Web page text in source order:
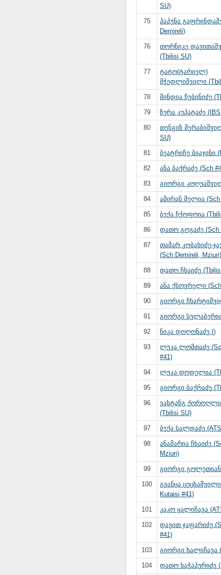
SU)
75
პაპუნა
Demireli)
76
თორნიკე
(Tbilisi SU)
77
ტატო(ტარიელ)
მჭედლიშვილი
78 მინდია ჩუბინიძე
79 ზურა კუპატაძე
80
თენგიზ
SU)
81 ბეატრიჩე ბიაჯინი
82 ანა ბაქრაძე (Sch
83 გიორგი
84 ამირან მელია (Sch
85 ბექა ჩქოფოია
86 დათო გოგაძე (Sch
87
თამარ კობახიძე-
(Sch Demireli, Mziuri)
88 დათო ჩხაიძე
89 ანა ქსოვრელი
90 გიორგი
91 გიორგი
92 ნიკა დოღონაძე ()
93
ლუკა ლომთაძე
#41)
94 ლუკა დოდელია
95 გიორგი ბაქრაძე
96
ვახტანგ
(Tbilisi SU)
97 ბექა სალდაძე
98
ანამარია ჩხაიძე
Mziuri)
99 გიორგი
100
გვანცა
Kutaisi #41)
101 კაკო ყალიჩავა
102
დავით ჯაფარიძე
#41)
103 გიორგი ხალიჩავა
104 დათო ხაჭაპურიძე